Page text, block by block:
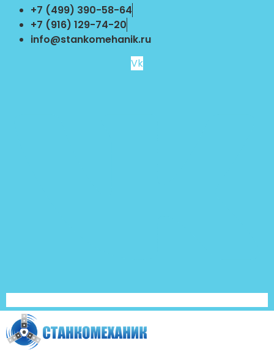
Перейти
содержимому
+7 (499) 390-58-64
+7 (916) 129-74-20
info@stankomehanik.ru
Vk